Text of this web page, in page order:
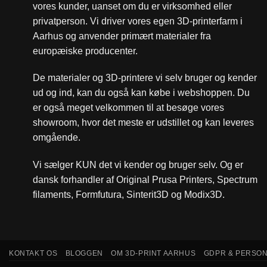
vores kunder, uanset om du er virksomhed eller
privatperson. Vi driver vores egen 3D-printerfarm i
Aarhus og anvender primært materialer fra
europæiske producenter.
De materialer og 3D-printere vi selv bruger og kender
ud og ind, kan du også kan købe i webshoppen. Du
er også meget velkommen til at besøge vores
showroom, hvor det meste er udstillet og kan leveres
omgående.
Vi sælger KUN det vi kender og bruger selv. Og er
dansk forhandler af Original Prusa Printers, Spectrum
filaments, Formfutura, Sinterit3D og Modix3D.
KONTAKT OS BLOGGEN OM 3D-PRINT AARHUS GDPR &